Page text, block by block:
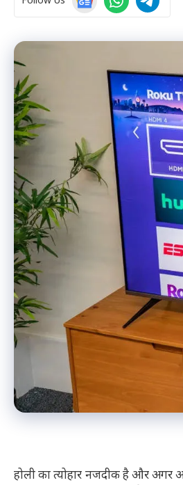
होली का त्योहार नजदीक है और